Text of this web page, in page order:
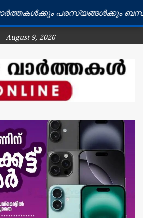
പരസ്യങ്ങൾക്കും
August 9, 2026